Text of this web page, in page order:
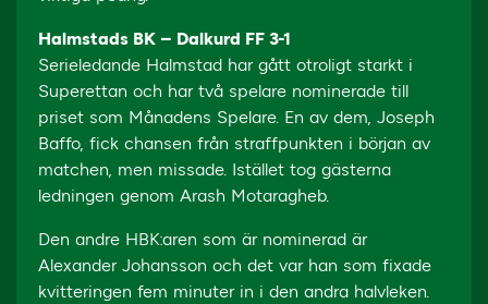
Halmstads BK – Dalkurd FF 3-1
Serieledande Halmstad har gått otroligt starkt i
Superettan och har två spelare nominerade till
priset som Månadens Spelare. En av dem, Joseph
Baffo, fick chansen från straffpunkten i början av
matchen, men missade. Istället tog gästerna
ledningen genom Arash Motaragheb.
Den andre HBK:aren som är nominerad är
Alexander Johansson och det var han som fixade
kvitteringen fem minuter in i den andra halvleken.